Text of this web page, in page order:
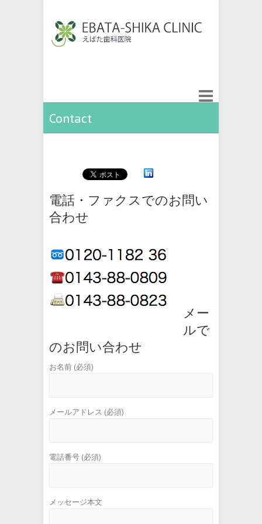
Contact
電話・ファクスでのお問い
合わせ
メー
ルで
のお問い合わせ
お名前 (必須)
メールアドレス (必須)
電話番号 (必須)
メッセージ本文